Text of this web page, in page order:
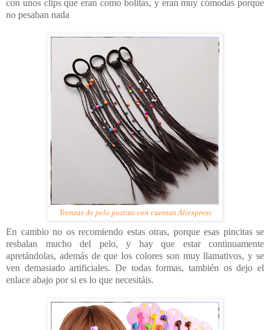
con unos clips que eran como bolitas, y eran muy cómodas porque
no pesaban nada
Trenzas de pelo postizo con cuentas Aliexpress
En cambio no os recomiendo estas otras, porque esas pincitas se
resbalan mucho del pelo, y hay que estar continuamente
apretándolas, además de que los colores son muy llamativos, y se
ven demasiado artificiales. De todas formas, también os dejo el
enlace abajo por si es lo que necesitáis.